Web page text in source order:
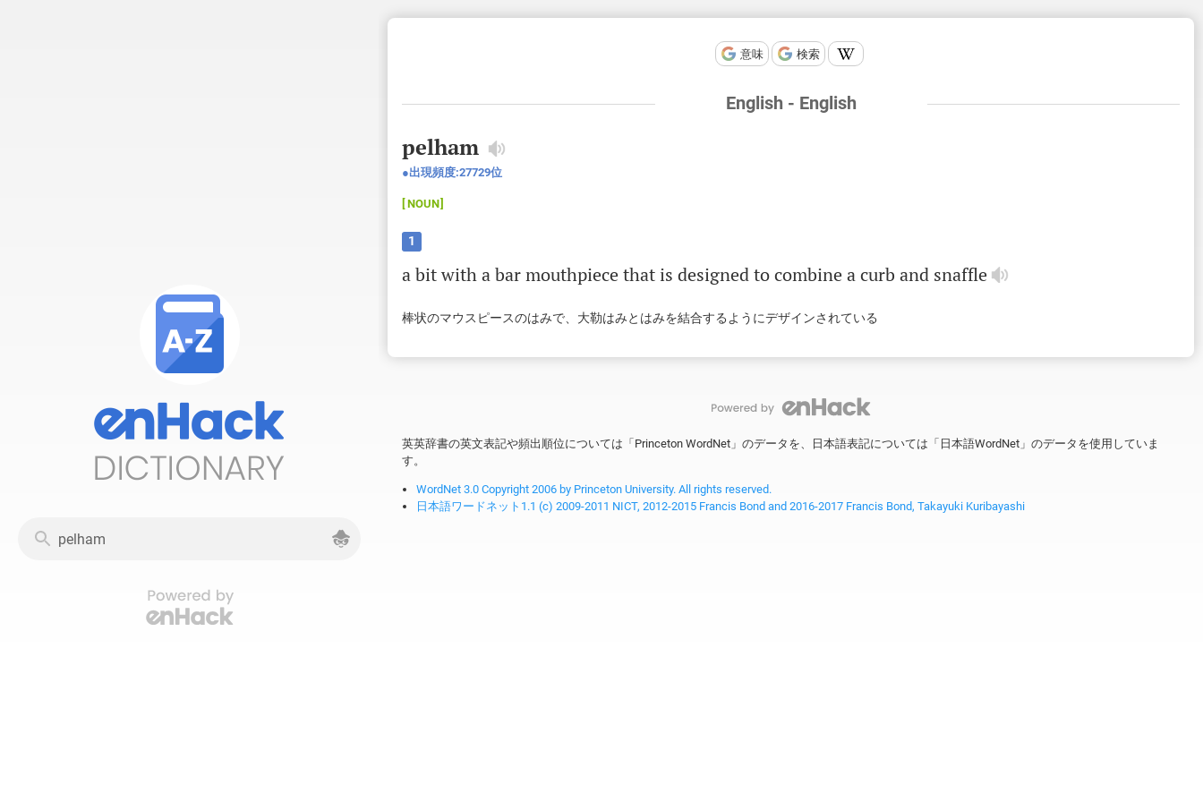
意味 検索
English - English
pelham
出現頻度:27729位
NOUN
1
abitwithabarmouthpiece that is designedtocombine acurb and snaffle
棒状のマウスピースのはみで、大勒はみとはみを結合するようにデザインされている
英英辞書の英文表記や頻出順位については「Princeton WordNet」のデータを、日本語表記については「日本語WordNet」のデータを使用していま
す。
WordNet 3.0 Copyright 2006 by Princeton University. All rights reserved.
日本語ワードネット1.1 (c) 2009-2011 NICT, 2012-2015 Francis Bond and 2016-2017 Francis Bond, Takayuki Kuribayashi